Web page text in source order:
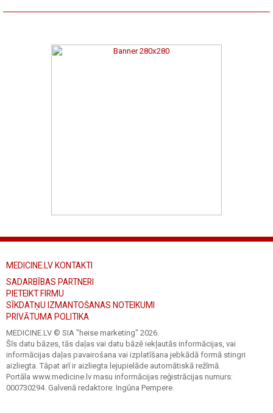
MEDICINE.LV KONTAKTI
SADARBĪBAS PARTNERI
PIETEIKT FIRMU
SĪKDATŅU IZMANTOŠANAS NOTEIKUMI
PRIVĀTUMA POLITIKA
MEDICINE.LV © SIA "heise marketing" 2026.
Šīs datu bāzes, tās daļas vai datu bāzē iekļautās informācijas, vai
informācijas daļas pavairošana vai izplatīšana jebkādā formā stingri
aizliegta. Tāpat arī ir aizliegta lejupielāde automātiskā režīmā.
Portāla www.medicine.lv masu informācijas reģistrācijas numurs:
000730294. Galvenā redaktore: Ingūna Pempere.